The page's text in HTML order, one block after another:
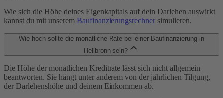
Wie sich die Höhe deines Eigenkapitals auf dein Darlehen auswirkt
kannst du mit unserem Baufinanzierungsrechner simulieren.
Wie hoch sollte die monatliche Rate bei einer Baufinanzierung in
Heilbronn sein?
Die Höhe der monatlichen Kreditrate lässt sich nicht allgemein
beantworten. Sie hängt unter anderem von der jährlichen Tilgung,
der Darlehenshöhe und deinem Einkommen ab.